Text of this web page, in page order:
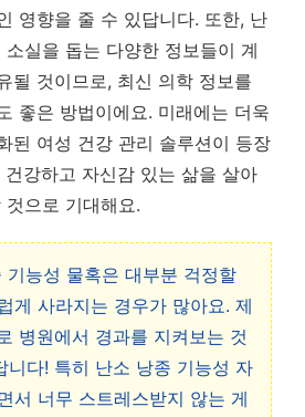
영향을 줄 수 있답니다. 또한, 난
실을 돕는 다양한 정보들이 계
될 것이므로, 최신 의학 정보를
좋은 방법이에요. 미래에는 더욱
된 여성 건강 관리 솔루션이 등장
강하고 자신감 있는 삶을 살아
으로 기대해요.
기능성 물혹은 대부분 걱정할
게 사라지는 경우가 많아요. 제
병원에서 경과를 지켜보는 것
니다! 특히 난소 낭종 기능성 자
서 너무 스트레스받지 않는 게